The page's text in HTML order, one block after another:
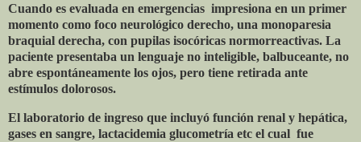
Cuando es evaluada en emergencias impresiona en un primer
momento como foco neurológico derecho, una monoparesia
braquial derecha, con pupilas isocóricas normorreactivas. La
paciente presentaba un lenguaje no inteligible, balbuceante, no
abre espontáneamente los ojos, pero tiene retirada ante
estímulos dolorosos.
El laboratorio de ingreso que incluyó función renal y hepática,
gases en sangre, lactacidemia glucometría etc el cual fue